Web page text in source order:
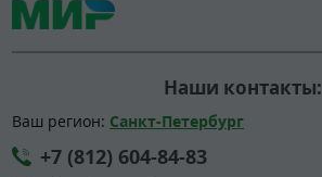
Наши контакты:
Ваш регион: Санкт-Петербург
+7 (812) 604-84-83